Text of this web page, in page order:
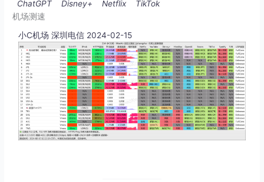
ChatGPT
Disney+ Netflix
TikTok
机场测速
小C机场 深圳电信 2024-02-15